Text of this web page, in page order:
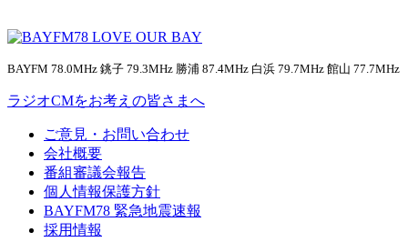
BAYFM 78.0MHz 銚子 79.3MHz 勝浦 87.4MHz 白浜 79.7MHz 館山 77.7MHz
ラジオCMをお考えの皆さまへ
ご意見・お問い合わせ
会社概要
番組審議会報告
個人情報保護方針
BAYFM78 緊急地震速報
採用情報